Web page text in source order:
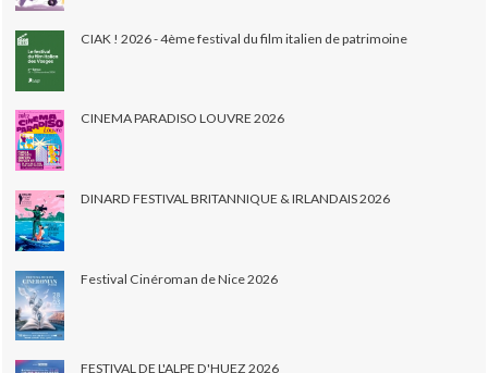
CIAK ! 2026 - 4ème festival du film italien de patrimoine
CINEMA PARADISO LOUVRE 2026
DINARD FESTIVAL BRITANNIQUE & IRLANDAIS 2026
Festival Cinéroman de Nice 2026
FESTIVAL DE L'ALPE D'HUEZ 2026